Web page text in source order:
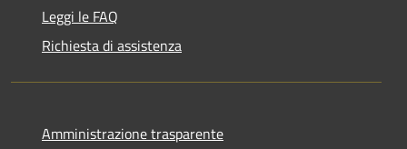
Leggi le FAQ
Richiesta di assistenza
Amministrazione trasparente